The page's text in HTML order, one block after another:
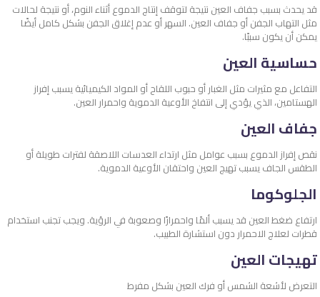
قد يحدث بسبب جفاف العين نتيجة لتوقف إنتاج الدموع أثناء النوم، أو نتيجة لحالات
مثل التهاب الجفن أو جفاف العين. السهر أو عدم إغلاق الجفن بشكل كامل أيضًا
يمكن أن يكون سببًا.
حساسية العين
التفاعل مع مثيرات مثل الغبار أو حبوب اللقاح أو المواد الكيميائية يسبب إفراز
الهستامين، الذي يؤدي إلى انتفاخ الأوعية الدموية واحمرار العين.
جفاف العين
نقص إفراز الدموع بسبب عوامل مثل ارتداء العدسات اللاصقة لفترات طويلة أو
الطقس الجاف يسبب تهيج العين واحتقان الأوعية الدموية.
الجلوكوما
ارتفاع ضغط العين قد يسبب ألمًا واحمرارًا وصعوبة في الرؤية. ويجب تجنب استخدام
قطرات لعلاج الاحمرار دون استشارة الطبيب.
تهيجات العين
التعرض لأشعة الشمس أو فرك العين بشكل مفرط